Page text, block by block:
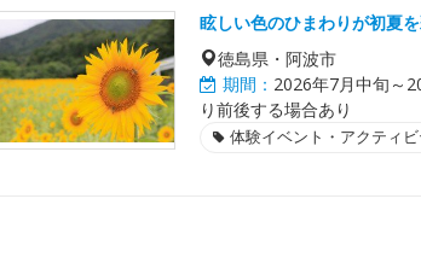
眩しい色のひまわりが初夏
徳島県・阿波市
期間： 2026年7月中旬～
り前後する場合あり
体験イベント・アクティビ